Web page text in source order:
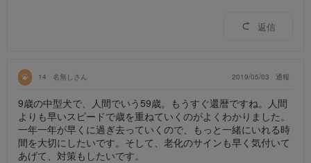
返信
14 名無しさん 2019/05/03 通報
9歳の中型犬で、人間でいう59歳。もうすぐ還暦ですね。人間
よりも早いスピードで歳を重ねていくのがよくわかりました。
一年一年が早くに過ぎ去っていくので、もっと一緒にいれる時
間を大切にしたいです。そして、老化のサインも早く気付いて
あげて、対策もしたいです。